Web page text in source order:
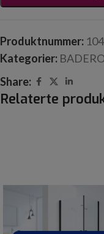
Produktnummer:
Kategorier:
Share:
Relaterte